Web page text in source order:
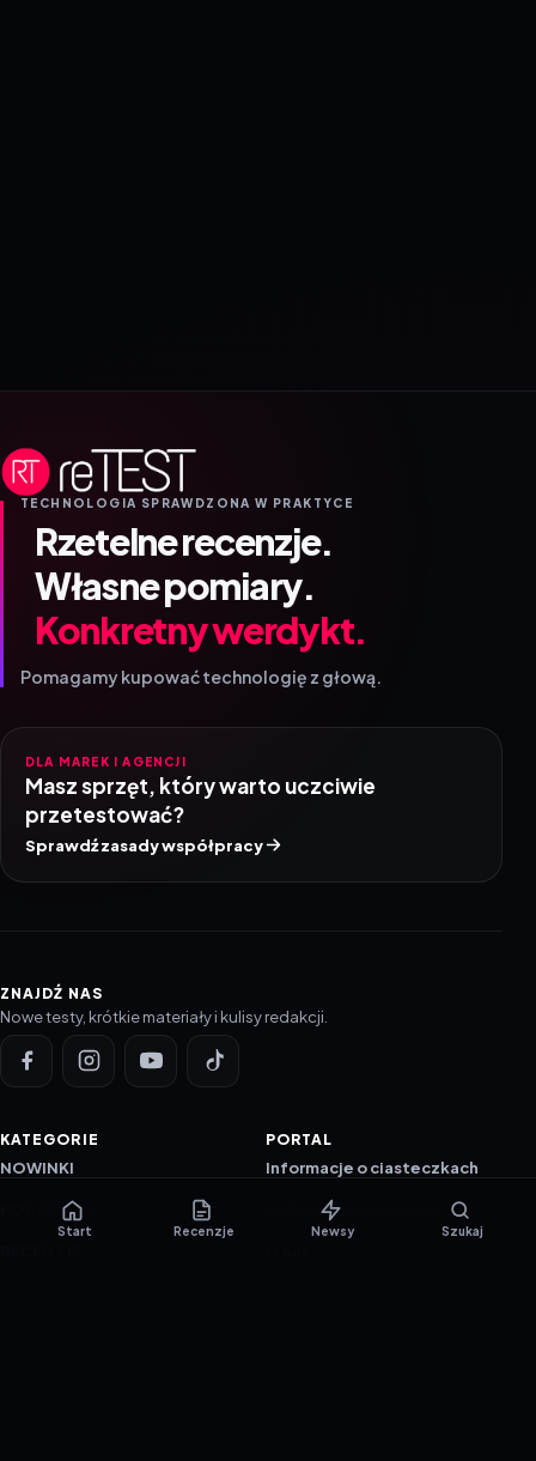
TECHNOLOGIA SPRAWDZONA W PRAKTYCE
Rzetelne recenzje.
Własne pomiary.
Konkretny werdykt.
Pomagamy kupować technologię z głową.
DLA MAREK I AGENCJI
Masz sprzęt, który warto uczciwie
przetestować?
Sprawdź zasady współpracy
ZNAJDŹ NAS
Nowe testy, krótkie materiały i kulisy redakcji.
KATEGORIE
NOWINKI
PORADNIKI
PORTAL
Informacje o ciasteczkach
Polityka prywatności
Start Recenzje Newsy Szukaj